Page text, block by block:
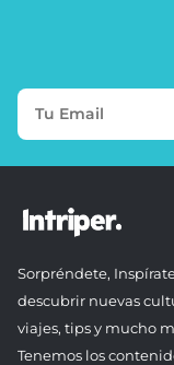
Sorpréndete,
descubrir nuevas
viajes, tips y mucho
Tenemos los